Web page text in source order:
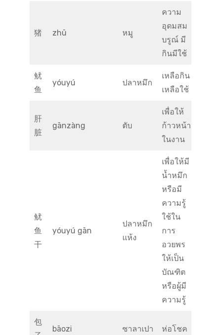
猪 zhū หมู
ความ
อุดมสม
บรูณ์ มี
กินมีใช้
鱿
鱼
yóuyú ปลาหมึก
เหลือกิน
เหลือใช้
肝
脏
gānzàng ตับ
เพื่อให้
ก้าวหน้า
ในงาน
鱿
鱼
干
yóuyú gān
ปลาหมึก
แห้ง
เพื่อให้มี
น้ำหมึก
หรือมี
ความรู้
ใช้ใน
การ
อวยพร
ให้เป็น
บัณฑิต
หรือผู้มี
ความรู้
包
bāozi ซาลาเปา ห่อโชค